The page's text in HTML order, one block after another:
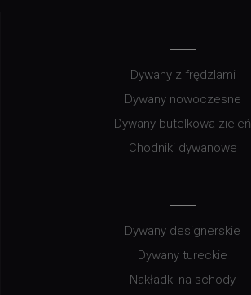
Dywany z frędzlami
Dywany nowoczesne
Dywany butelkowa zieleń
Chodniki dywanowe
Dywany designerskie
Dywany tureckie
Nakładki na schody